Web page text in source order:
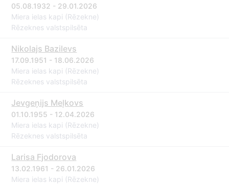
05.08.1932 - 29.01.2026
Miera ielas kapi (Rēzekne)
Rēzeknes valstspilsēta
Nikolajs Bazilevs
17.09.1951 - 18.06.2026
Miera ielas kapi (Rēzekne)
Rēzeknes valstspilsēta
Jevgeņijs Meļkovs
01.10.1955 - 12.04.2026
Miera ielas kapi (Rēzekne)
Rēzeknes valstspilsēta
Larisa Fjodorova
13.02.1961 - 26.01.2026
Miera ielas kapi (Rēzekne)